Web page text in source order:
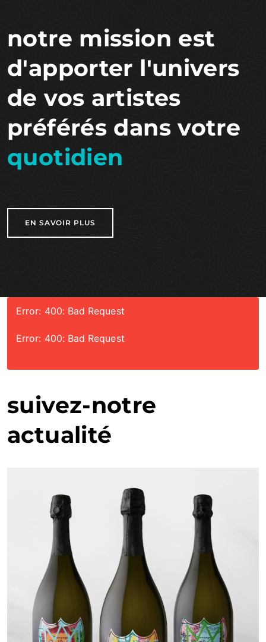
notre mission est
d'apporter l'univers
de vos artistes
préférés dans votre
quotidien
EN SAVOIR PLUS
Error: 400: Bad Request
Error: 400: Bad Request
suivez-notre
actualité